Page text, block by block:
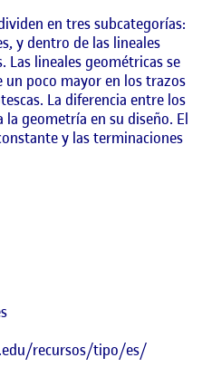
en tres subcategorías:
y dentro de las lineales
lineales geométricas se
poco mayor en los trazos
La diferencia entre los
geometría en su diseño. El
y las terminaciones
recursos/tipo/es/